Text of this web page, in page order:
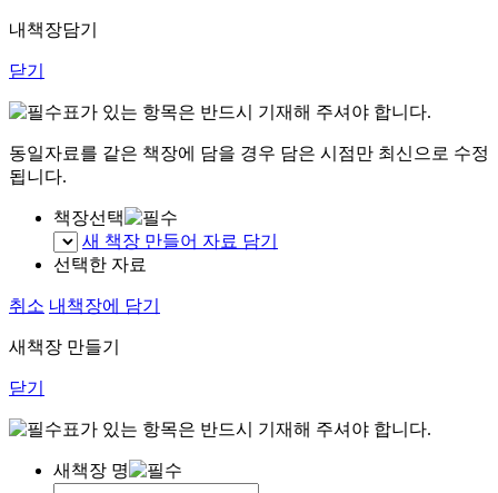
내책장담기
닫기
표가 있는 항목은 반드시 기재해 주셔야 합니다.
동일자료를 같은 책장에 담을 경우 담은 시점만 최신으로 수정
됩니다.
책장선택
새 책장 만들어 자료 담기
선택한 자료
취소 내책장에 담기
새책장 만들기
닫기
표가 있는 항목은 반드시 기재해 주셔야 합니다.
새책장 명